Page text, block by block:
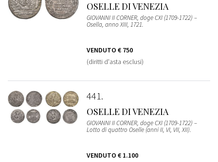
OSELLE DI VENEZIA
GIOVANNI II CORNER, doge CXI (1709-1722) –
Osella, anno XIII, 1721.
VENDUTO € 750
(diritti d'asta esclusi)
441
OSELLE DI VENEZIA
GIOVANNI II CORNER, doge CXI (1709-1722) –
Lotto di quattro Oselle (anni II, VI, VII, XII).
VENDUTO € 1.100